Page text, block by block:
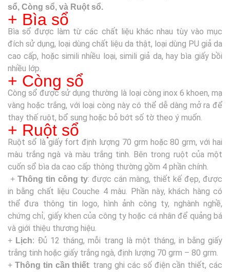
sổ, Còng sổ, và Ruột sổ.
+ Bìa sổ
Bìa sổ được làm từ các chất liệu khác nhau tùy vào mục
đích sử dụng, loại dùng chất liệu da thật, loại dùng PU giả da
cao cấp, hoặc simili nhiều loại, simili giả da, hay bìa giấy bồi
nhiều lớp.
+ Còng sổ
Còng sổ được sử dụng thường là loại còng inox 6 khoen, mạ
vàng hoặc trắng, với loại còng này có thể dễ dàng mở ra để
thay thế ruột, bổ sung hoặc bỏ bớt số tờ theo ý muốn
+ Ruột sổ
Ruột sổ là giấy fort định lượng 70 grm hoặc 80 grm, với hai
màu trắng ngà và màu trắng tinh. Bên trong ruột của một
cuốn sổ bìa da cao cấp thông thường gồm 4 phần chính.
+ Thông tin công ty: được cán màng, thiết kế đẹp, được
in bằng chất liệu Couche 4 màu. Phần này, khách hàng có
thể đưa thông tin logo, hình ảnh công ty, nghành nghề,
chứng chỉ, giấy khen của công ty hoặc cá nhân để quảng bá
và giới thiệu thương hiệu.
+ Lịch: Đủ 12 tháng, mỗi trang là một tháng, in bằng giấy
trắng tinh hoặc giấy trắng ngà, định lượng 70 grm – 80 grm.
+ Thông tin cần thiết: trang ghi các số điện cần thiết, các